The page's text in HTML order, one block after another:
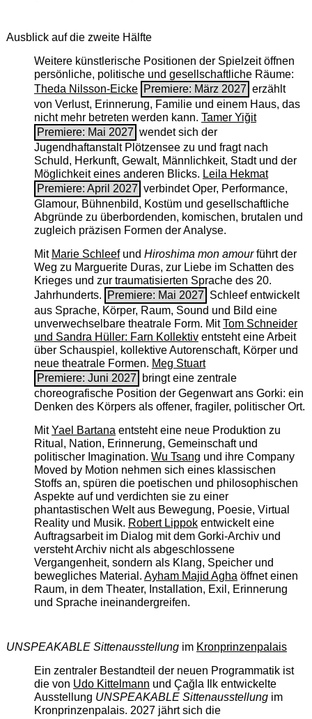
Ausblick auf die zweite Hälfte
Weitere künstlerische Positionen der Spielzeit öffnen
persönliche, politische und gesellschaftliche Räume:
Theda Nilsson-Eicke Premiere: März 2027 erzählt
von Verlust, Erinnerung, Familie und einem Haus, das
nicht mehr betreten werden kann. Tamer Yiğit
Premiere: Mai 2027 wendet sich der
Jugendhaftanstalt Plötzensee zu und fragt nach
Schuld, Herkunft, Gewalt, Männlichkeit, Stadt und der
Möglichkeit eines anderen Blicks. Leila Hekmat
Premiere: April 2027 verbindet Oper, Performance,
Glamour, Bühnenbild, Kostüm und gesellschaftliche
Abgründe zu überbordenden, komischen, brutalen und
zugleich präzisen Formen der Analyse.
Mit Marie Schleefund Hiroshima mon amourführt der
Weg zu Marguerite Duras, zur Liebe im Schatten des
Krieges und zur traumatisierten Sprache des 20.
Jahrhunderts.
Premiere: Mai 2027 Schleef entwickelt
aus Sprache, Körper, Raum, Sound und Bild eine
unverwechselbare theatrale Form. MitTom Schneider
und Sandra Hüller: Farn Kollektiventsteht eine Arbeit
über Schauspiel, kollektive Autorenschaft, Körper und
neue theatrale Formen. Meg Stuart
Premiere: Juni 2027
bringt eine zentrale
choreografische Position der Gegenwart ans Gorki: ein
Denken des Körpers als offener, fragiler, politischer Ort.
MitYael Bartanaentsteht eine neue Produktion zu
Ritual, Nation, Erinnerung, Gemeinschaft und
politischer Imagination. Wu Tsang und ihre Company
Moved by Motion nehmen sich eines klassischen
Stoffs an, spüren die poetischen und philosophischen
Aspekte auf und verdichten sie zu einer
phantastischen Welt aus Bewegung, Poesie, Virtual
Reality und Musik. Robert Lippokentwickelt eine
Auftragsarbeit im Dialog mit dem Gorki-Archiv und
versteht Archiv nicht als abgeschlossene
Vergangenheit, sondern als Klang, Speicher und
bewegliches Material. Ayham Majid Aghaöffnet einen
Raum, in dem Theater, Installation, Exil, Erinnerung
und Sprache ineinandergreifen.
UNSPEAKABLE Sittenausstellungim Kronprinzenpalais
Ein zentraler Bestandteil der neuen Programmatik ist
die von Udo Kittelmann und Çağla Ilk entwickelte
Ausstellung UNSPEAKABLE Sittenausstellungim
Kronprinzenpalais. 2027 jährt sich die